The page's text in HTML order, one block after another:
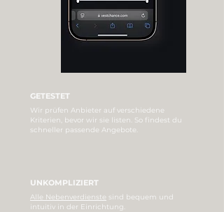
GETESTET
Wir prüfen Anbieter auf verschiedene
Kriterien, bevor wir sie listen. So findest du
schneller passende Angebote.
UNKOMPLIZIERT
Alle Nebenverdienste sind bequem und
intuitiv in der Einrichtung.